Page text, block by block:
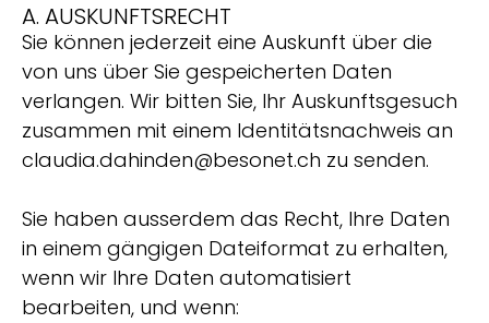
A. AUSKUNFTSRECHT
Sie können jederzeit eine Auskunft über die
von uns über Sie gespeicherten Daten
verlangen. Wir bitten Sie, Ihr Auskunftsgesuch
zusammen mit einem Identitätsnachweis an
claudia.dahinden@besonet.ch zu senden.
Sie haben ausserdem das Recht, Ihre Daten
in einem gängigen Dateiformat zu erhalten,
wenn wir Ihre Daten automatisiert
bearbeiten, und wenn: